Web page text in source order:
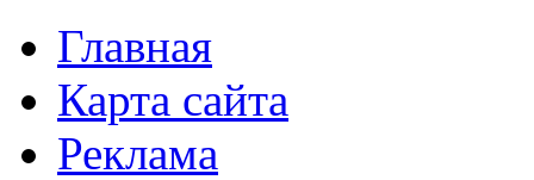
Главная
Карта сайта
Реклама